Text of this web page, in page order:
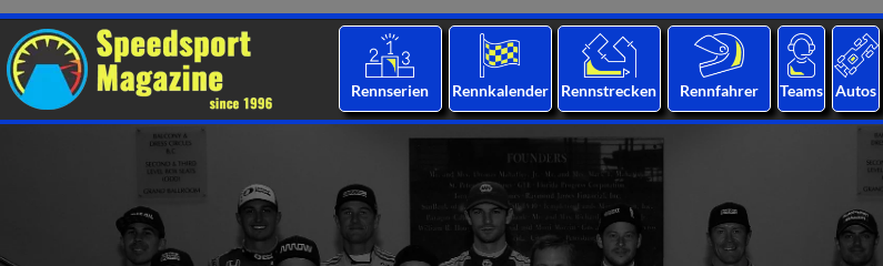
Rennserien Rennkalender Rennstrecken Rennfahrer Teams Autos